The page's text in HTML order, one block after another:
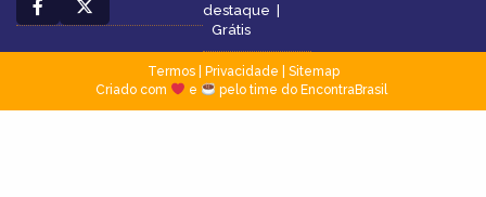
destaque |
Grátis
Termos| Privacidade
Sitemap
Criado com
e pelo time do EncontraBrasil